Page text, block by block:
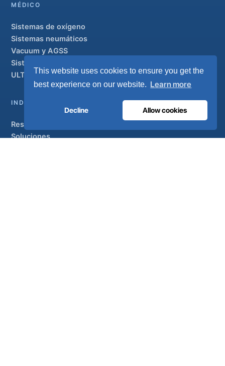
This website uses cookies to ensure you get the
best experience on our website. Learn more
Decline Allow cookies
MÉDICO
Sistemas de oxígeno
Sistemas neumáticos
Vacuum y AGSS
Sistemas de tuberías
ULTRAOX
Modelo insignia
INDUSTRIAL
Resumen
Soluciones